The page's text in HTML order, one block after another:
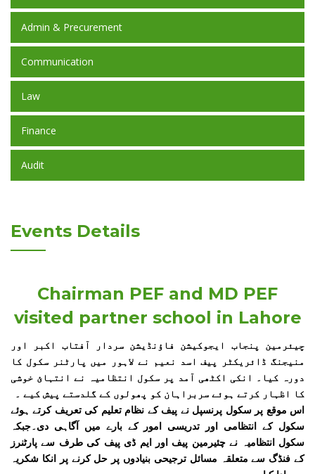
Admin & Precurement
Communication
Law
Finance
Audit
Events Details
Chairman PEF and MD PEF
visited partner school in Lahore
چیئرمین پنجاب ایجوکیشن فاؤنڈیشن سردار آفتاب اکبر اور
منیجنگ ڈائریکٹر پیف اسد نعیم نے لاہور میں پارٹنر سکول کا
دورہ کیا۔ انکی اکٹھی آمد پر سکول انتظامیہ نے انتہائ خوشی
کا اظہار کرتے ہوئے سربراہان کو پھولوں کے گلدستے پیش کیے ۔
اس موقع پر سکول پرنسپل نے پیف کے نظام تعلیم کی تعریف کرتے ہوئے
سکول کے انتظامی اور تدریسی امور کے بارے میں آگاہی دی۔جبکہ
سکول انتظامیہ نے چئیرمین پیف اور ایم ڈی پیف کی طرف سے پارٹنرز
کے فنڈگ سے متعلقہ مسائل ترجیحی بنیادوں پر حل کرنے پر انکا شکریہ